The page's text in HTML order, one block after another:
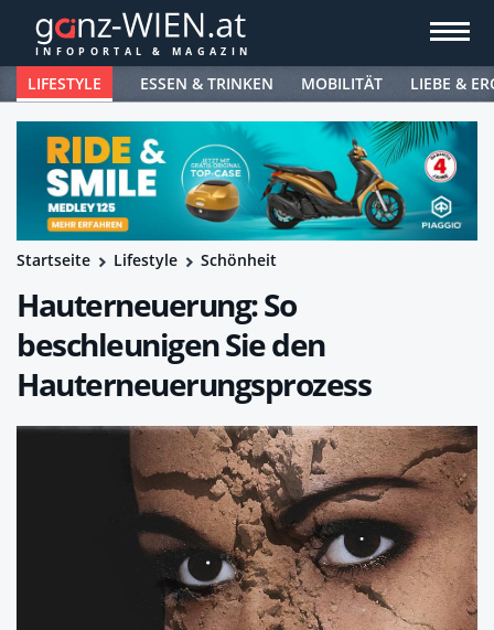
LIFESTYLE ESSEN & TRINKEN MOBILITÄT LIEBE &
Startseite Lifestyle Schönheit
Hauterneuerung: So
beschleunigen Sie den
Hauterneuerungsprozess